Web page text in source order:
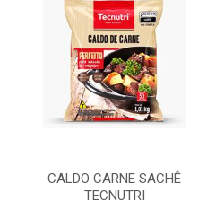
CALDO CARNE SACHÊ
TECNUTRI